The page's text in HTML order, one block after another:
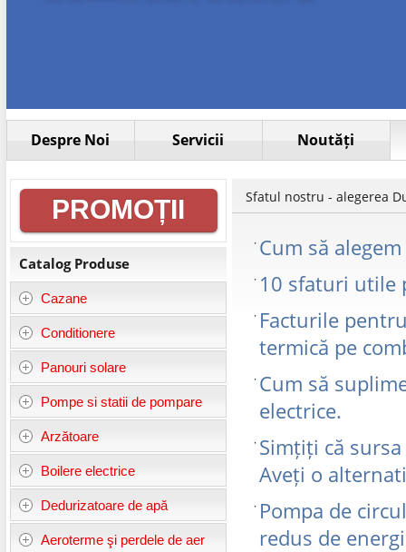
Despre Noi Servicii
Noutăți
Informații
generale
PROMOȚII
Catalog Produse
Cazane
Conditionere
Panouri solare
Pompe si statii de pompare
Arzătoare
Boilere electrice
Dedurizatoare de apă
Aeroterme şi perdele de aer
Sfatul nostru - alegerea
Cum să
10 sfaturi utile
Facturile
termică pe
Cum să
electrice.
Simțiți că
Aveți o
Pompa de
redus de